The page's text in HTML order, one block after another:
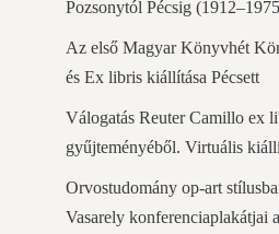
Pozsonytól Pécsig
Az első Magyar Könyvhét
és Ex libris kiállítása Pécsett
Válogatás Reuter Camillo ex
gyűjteményéből. Virtuális
Orvostudomány op-art
Vasarely konferenciaplakátjai a